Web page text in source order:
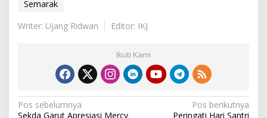
Semarak
Writer: Ujang Ridwan
Editor: IKJ
Ikuti Kami
N
Pos sebelumnya
Sekda Garut Apresiasi Mercy
Pos berikutnya
Peringati Hari Santri